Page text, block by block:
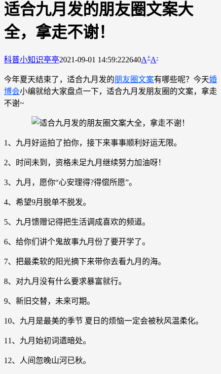
适合九月发的朋友圈文案大
全，拿走不谢！
科普小知识亭亭2021-09-01 14:59:222640A+A-
今年夏天结束了，适合九月发的朋友圈文案有哪些呢？今天婚
博会小编就给大家盘点一下，适合九月发朋友圈的文案，拿走
不谢~
1、九月好运拍了拍你，接下来事事顺利好运无限。
2、时间未到，资格未足九月继续努力加油呀！
3、九月，愿你“心安理得?得偿所愿”。
4、希望9月脱单不脱发。
5、九月馈赠记得把生活调成喜欢的频道。
6、给你们讲个鬼故事九月份了要开学了。
7、把最柔软的阳光摘下来带你去看九月的海。
8、对九月没有什么要求暴富就行。
9、新旧交替，未来可期。
10、九月是最美的季节 夏日的烦恼一定会被秋风温柔化。
11、九月始初词遗暗处。
12、人间忽晚山河已秋。